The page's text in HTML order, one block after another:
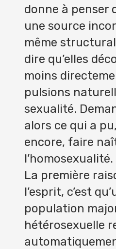
donne à penser
une source
même
dire qu’elles
moins
pulsions
sexualité.
alors ce qui a
encore, faire
l’homosexualité.
La première
l’esprit, c’est
population
hétérosexuelle